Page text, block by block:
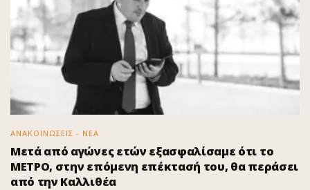
ΑΝΑΚΟΙΝΩΣΕΙΣ - ΝΕΑ
Μετά από αγώνες ετών εξασφαλίσαμε ότι το
ΜΕΤΡΟ, στην επόμενη επέκτασή του, θα περάσει
από την Καλλιθέα